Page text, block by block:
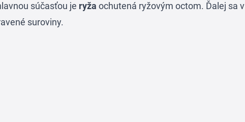
súčasťou je ryža ochutená ryžovým octom. Ďalej sa v
suroviny.